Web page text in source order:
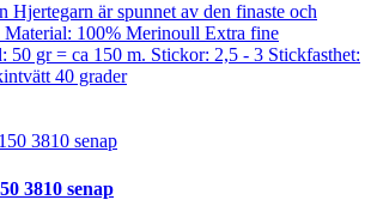
Hjertegarn är spunnet av den finaste och
100% Merinoull Extra fine
50 gr = ca 150 m. Stickor: 2,5 - 3 Stickfasthet:
40 grader
3810 senap